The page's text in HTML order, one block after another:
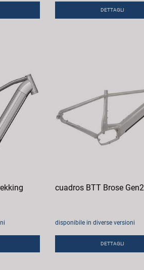
DETTAGLI
cuadros BTT Brose Gen2
disponibile in diverse versioni
DETTAGLI